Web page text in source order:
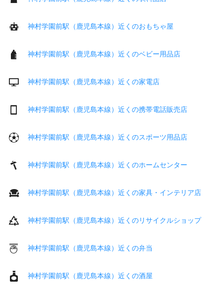
神村学園前駅（鹿児島本線）近くのおもちゃ屋
神村学園前駅（鹿児島本線）近くのベビー用品店
神村学園前駅（鹿児島本線）近くの家電店
神村学園前駅（鹿児島本線）近くの携帯電話販売店
神村学園前駅（鹿児島本線）近くのスポーツ用品店
神村学園前駅（鹿児島本線）近くのホームセンター
神村学園前駅（鹿児島本線）近くの家具・インテリア店
神村学園前駅（鹿児島本線）近くのリサイクルショップ
神村学園前駅（鹿児島本線）近くの弁当
神村学園前駅（鹿児島本線）近くの酒屋